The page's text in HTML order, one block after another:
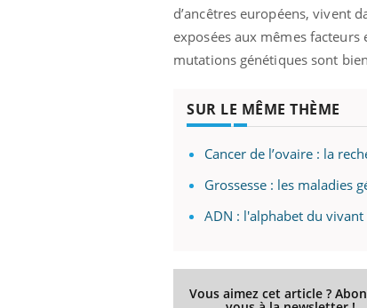
d’ancêtres européens, vivent
exposées aux mêmes
mutations génétiques sont
SUR LE MÊME THÈME
Cancer de l’ovaire : la
Grossesse : les maladies
ADN : l'alphabet du
Vous aimez cet article ?